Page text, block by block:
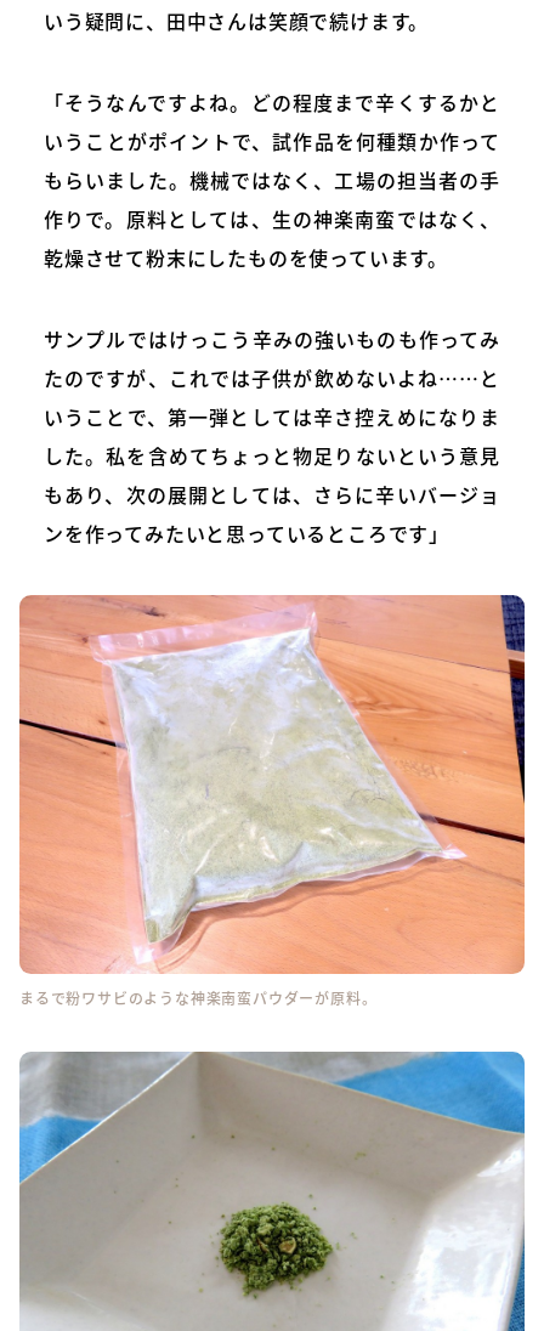
いう疑問に、田中さんは笑顔で続けます。
「そうなんですよね。どの程度まで辛くするかと
いうことがポイントで、試作品を何種類か作って
もらいました。機械ではなく、工場の担当者の手
作りで。原料としては、生の神楽南蛮ではなく、
乾燥させて粉末にしたものを使っています。
サンプルではけっこう辛みの強いものも作ってみ
たのですが、これでは子供が飲めないよね……と
いうことで、第一弾としては辛さ控えめになりま
した。私を含めてちょっと物足りないという意見
もあり、次の展開としては、さらに辛いバージョ
ンを作ってみたいと思っているところです」
まるで粉ワサビのような神楽南蛮パウダーが原料。